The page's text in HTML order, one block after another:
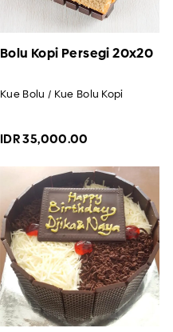
Bolu Kopi Persegi 20x20
Kue Bolu / Kue Bolu Kopi
IDR 35,000.00